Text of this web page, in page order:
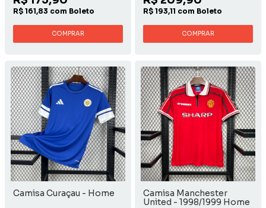
R$ 161,83 com Boleto
COMPRAR
R$ 193,11 com Boleto
COMPRAR
Camisa Curaçau - Home
Camisa Manchester
United - 1998/1999 Home